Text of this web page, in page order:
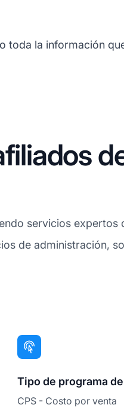
toda la información
servicios expertos
de administración,
Tipo de programa
CPS - Costo por venta